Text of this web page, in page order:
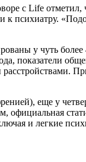
с Life отметил,
к психиатру.
у чуть
показатели
еще у
официальная
и легкие